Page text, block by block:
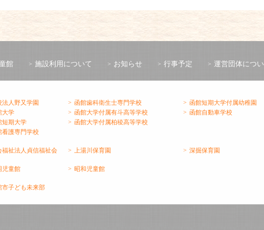
館 施設利用について お知らせ 行事予定 運営団体につ
法人野又学園
大学
短期大学
看護専門学校
函館歯科衛生士専門学校
函館大学付属有斗高等学校
函館大学付属柏稜高等学校
函館短期大学付属幼稚園
函館自動車学校
福祉法人貞信福祉会 上湯川保育園 深掘保育園
児童館 昭和児童館
市子ども未来部